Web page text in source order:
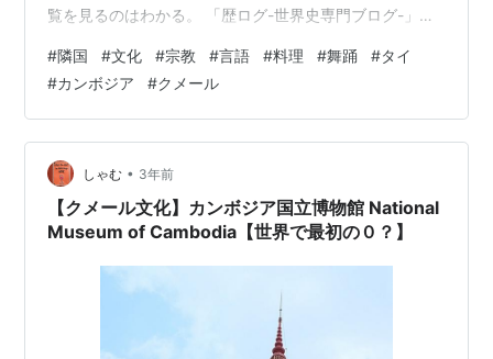
覧を見るのはわかる。 「歴ログ-世界史専門ブログ-」と
はなっているが、教科書には出てこないような話題が、
変わった切り口で取り上げられている。 2014年にブログ
が始まって、世界の全てではないが、ほとんどと言って
もいいくらい、さまざまな国が取り上げられている。 知
らなかったということがほとんどで、私にとっては読ん
で得するブログだ。 今回は、こん…
#隣国 #文化 #宗教 #言語 #料理 #舞踊 #タイ
#カンボジア #クメール
しゃむ • 3年前
【クメール文化】カンボジア国立博物館 National
Museum of Cambodia【世界で最初の０？】